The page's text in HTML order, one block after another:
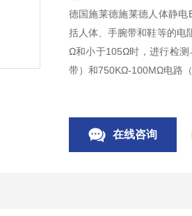
德国施莱德施莱德人体静
括人体、手腕带和鞋等的电
Ω和小于105Ω时，进行检
带）和750KΩ-100MΩ电路
在线咨询